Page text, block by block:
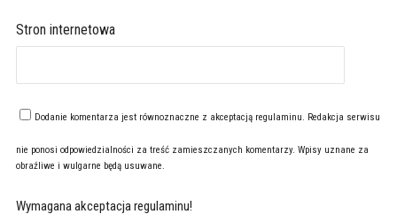
Stron internetowa
Dodanie komentarza jest równoznaczne z akceptacją regulaminu. Redakcja serwisu
nie ponosi odpowiedzialności za treść zamieszczanych komentarzy. Wpisy uznane za
obraźliwe i wulgarne będą usuwane.
Wymagana akceptacja regulaminu!